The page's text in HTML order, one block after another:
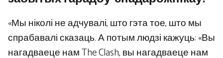
«Мы ніколі не адчувалі, што гэта тое, што мы
спрабавалі сказаць. А потым людзі кажуць: «Вы
нагадваеце нам The Clash, вы нагадваеце нам